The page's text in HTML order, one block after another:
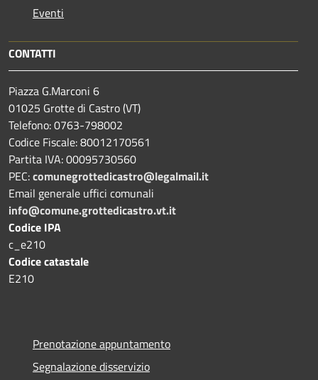
Eventi
CONTATTI
Piazza G.Marconi 6
01025 Grotte di Castro (VT)
Telefono: 0763-798002
Codice Fiscale: 80012170561
Partita IVA: 00095730560
PEC:comunegrottedicastro@legalmail.it
Email generale uffici comunali
info@comune.grottedicastro.vt.it
Codice IPA
c_e210
Codice catastale
E210
Prenotazione appuntamento
Segnalazione disservizio